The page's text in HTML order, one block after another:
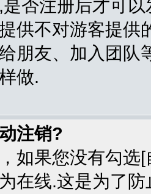
否注册后才可
供不对游客提供
朋友、加入团
做.
注销?
如果您没有勾选
在线.这是为了